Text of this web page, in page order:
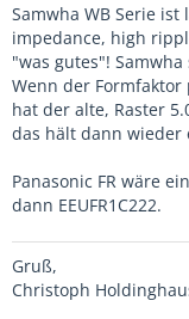
Samwha WB Serie
impedance, high
"was gutes"!
Wenn der Formfaktor
hat der alte, Raster
das hält dann wieder
Panasonic FR wäre
dann EEUFR1C222.
Gruß,
Christoph